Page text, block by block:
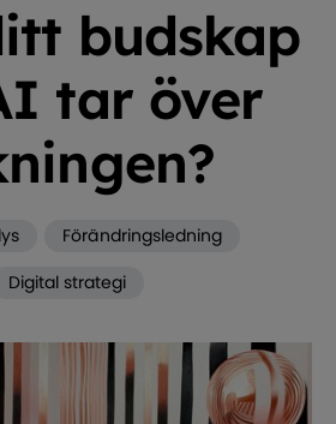
budskap
tar över
Förändringsledning
Digital strategi